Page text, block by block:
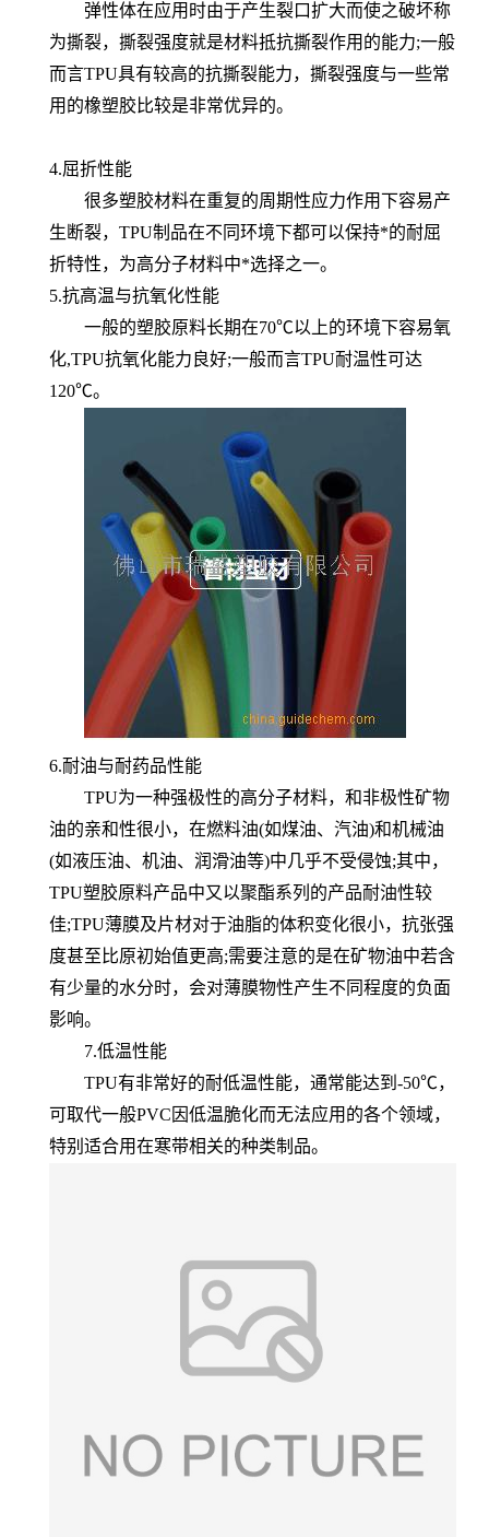
弹性体在应用时由于产生裂口扩大而使之破坏称
为撕裂，撕裂强度就是材料抵抗撕裂作用的能力;一般
而言TPU具有较高的抗撕裂能力，撕裂强度与一些常
用的橡塑胶比较是非常优异的。
4.屈折性能
很多塑胶材料在重复的周期性应力作用下容易产
生断裂，TPU制品在不同环境下都可以保持*的耐屈
折特性，为高分子材料中*选择之一。
5.抗高温与抗氧化性能
一般的塑胶原料长期在70℃以上的环境下容易氧
化,TPU抗氧化能力良好;一般而言TPU耐温性可达
120℃。
6.耐油与耐药品性能
TPU为一种强极性的高分子材料，和非极性矿物
油的亲和性很小，在燃料油(如煤油、汽油)和机械油
(如液压油、机油、润滑油等)中几乎不受侵蚀;其中，
TPU塑胶原料产品中又以聚酯系列的产品耐油性较
佳;TPU薄膜及片材对于油脂的体积变化很小，抗张强
度甚至比原初始值更高;需要注意的是在矿物油中若含
有少量的水分时，会对薄膜物性产生不同程度的负面
影响。
7.低温性能
TPU有非常好的耐低温性能，通常能达到-50℃，
可取代一般PVC因低温脆化而无法应用的各个领域，
特别适合用在寒带相关的种类制品。